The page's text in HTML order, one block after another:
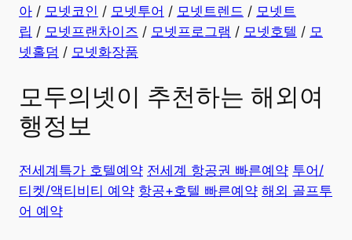
아 / 모넷코인 / 모넷투어 / 모넷트렌드 / 모넷트
립 / 모넷프랜차이즈 / 모넷프로그램 / 모넷호텔 / 모
넷홀덤 / 모넷화장품
모두의넷이 추천하는 해외여
행정보
전세계특가 호텔예약 전세계 항공권 빠른예약 투어/
티켓/액티비티 예약 항공+호텔 빠른예약 해외 골프투
어 예약